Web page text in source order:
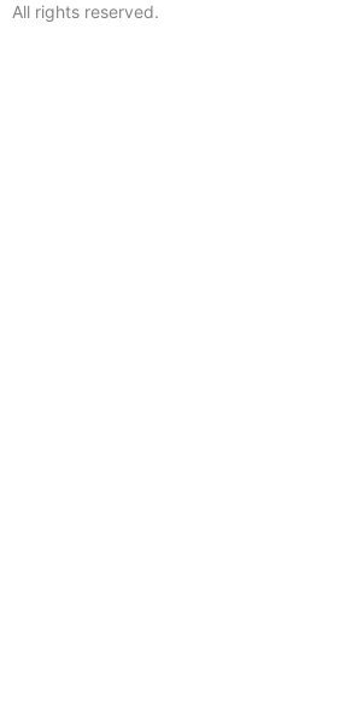
All rights reserved.